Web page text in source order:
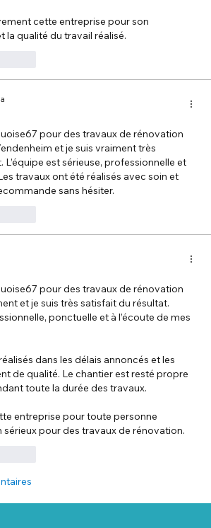
cette entreprise pour son
la qualité du travail réalisé.
pour des travaux de rénovation
et je suis vraiment très
est sérieuse, professionnelle et
travaux ont été réalisés avec soin et
sans hésiter.
pour des travaux de rénovation
et je suis très satisfait du résultat.
ponctuelle et à l’écoute de mes
dans les délais annoncés et les
de qualité. Le chantier est resté propre
toute la durée des travaux.
entreprise pour toute personne
sérieux pour des travaux de rénovation.